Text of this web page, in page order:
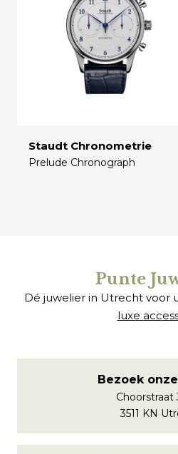
Staudt Chronometrie
Prelude Chronograph
Punte
Dé juwelier in Utrecht voor
luxe
Bezoek
Choorstraat
3511 KN